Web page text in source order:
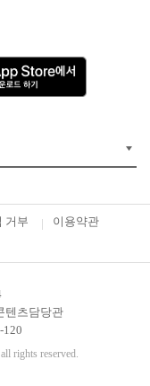
A
p
p
S
서
하
거부
이용약관
텐츠담당관
120
rights reserved.